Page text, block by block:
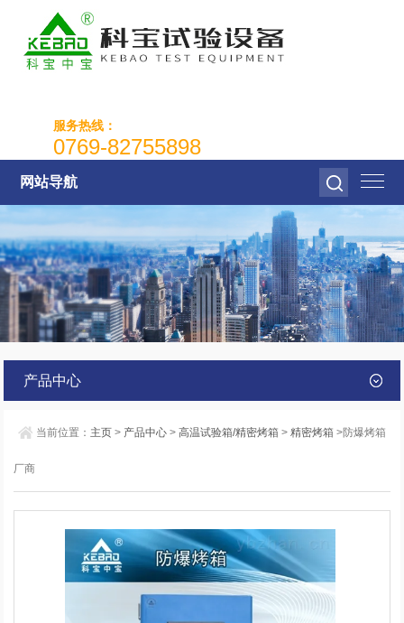
服务热线：
0769-82755898
网站导航
产品中心
当前位置： 主页 > 产品中心 >高温试验箱/精密烤箱 >精密烤箱 >防爆烤箱
厂商